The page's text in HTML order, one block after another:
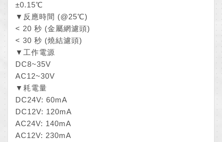
±0.15℃
▼反應時間 (@25℃)
< 20 秒 (金屬網濾頭)
< 30 秒 (燒結濾頭)
▼工作電源
DC8~35V
AC12~30V
▼耗電量
DC24V: 60mA
DC12V: 120mA
AC24V: 140mA
AC12V: 230mA